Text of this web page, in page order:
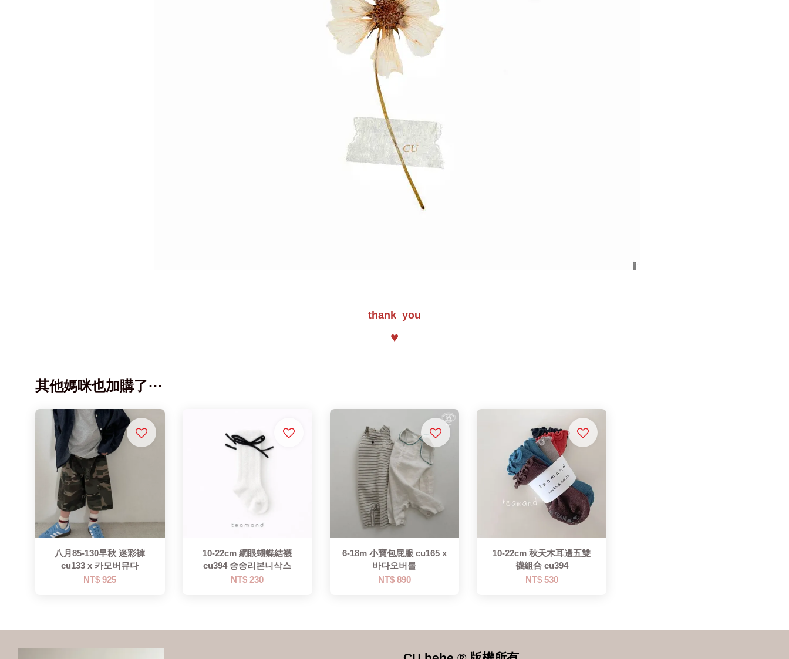
thank you
♥
其他媽咪也加購了⋯
八月85-130早秋 迷彩褲
cu133 x 카모버뮤다
NT$ 925
10-22cm 網眼蝴蝶結襪
cu394 송송리본니삭스
NT$ 230
6-18m 小寶包屁服 cu165 x
바다오버롤
NT$ 890
10-22cm 秋天木耳邊五雙
襪組合 cu394
NT$ 530